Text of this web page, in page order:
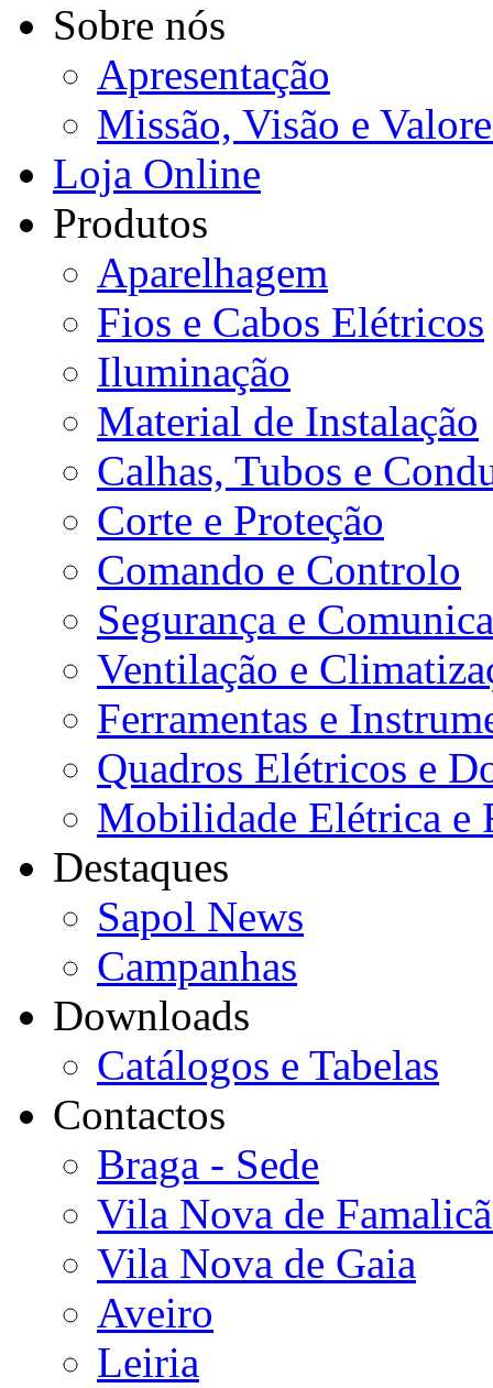
Sobre nós
Apresentação
Missão, Visão e
Loja Online
Produtos
Aparelhagem
Fios e Cabos Elétricos
Iluminação
Material de Instalação
Calhas, Tubos e
Corte e Proteção
Comando e Controlo
Segurança e
Ventilação e
Ferramentas e
Quadros Elétricos e
Mobilidade Elétrica e
Destaques
Sapol News
Campanhas
Downloads
Catálogos e Tabelas
Contactos
Braga - Sede
Vila Nova de
Vila Nova de Gaia
Aveiro
Leiria